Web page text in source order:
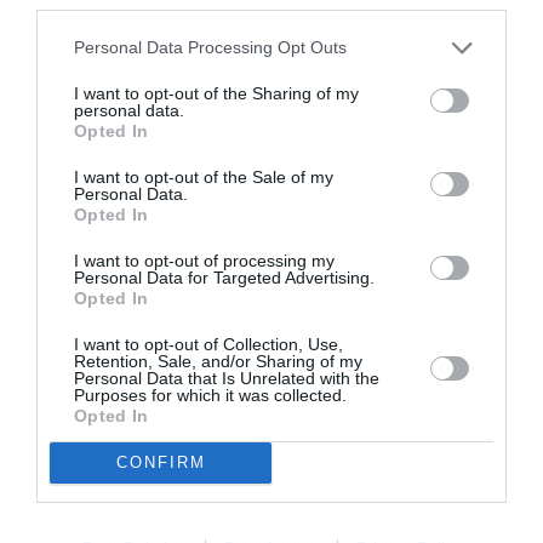
Personal Data Processing Opt Outs
I want to opt-out of the Sharing of my
personal data.
Opted In
I want to opt-out of the Sale of my
Personal Data.
Opted In
I want to opt-out of processing my
Personal Data for Targeted Advertising.
Opted In
I want to opt-out of Collection, Use,
Retention, Sale, and/or Sharing of my
Personal Data that Is Unrelated with the
Purposes for which it was collected.
Opted In
CONFIRM
Articolul anterior
Cercetători români din diaspora boicotează
conferinţa organizată de „un patron
Următorul articol
Cetăţenia italiană- modificari la procedura
de depunere a cererii